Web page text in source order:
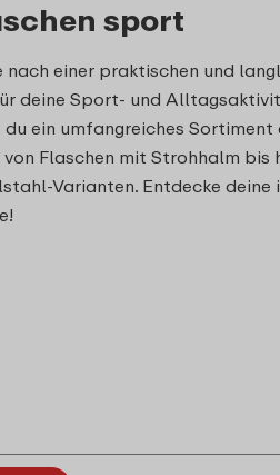
sport
nach einer praktischen und
deine Sport- und
ein umfangreiches Sortiment
Flaschen mit Strohhalm bis
Varianten. Entdecke deine